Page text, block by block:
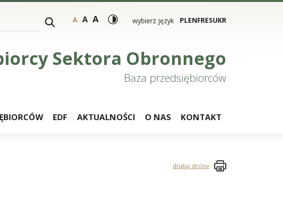
A A A wybierz język PLENFRESUKR
Sektora Obronnego
Baza przedsiębiorców
EDF AKTUALNOŚCI O NAS KONTAKT
drukuj stronę